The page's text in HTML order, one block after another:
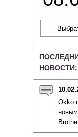
НОВОСТИ:
Okko